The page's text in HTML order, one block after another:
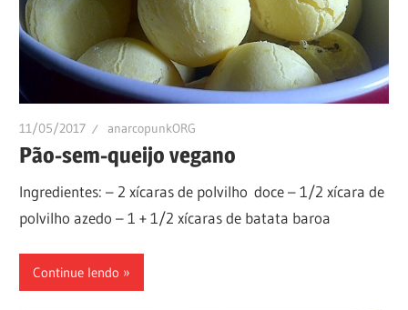
11/05/2017 anarcopunkORG
Pão-sem-queijo vegano
Ingredientes: – 2 xícaras de polvilho doce – 1/2 xícara de
polvilho azedo – 1 + 1/2 xícaras de batata baroa
Continue lendo